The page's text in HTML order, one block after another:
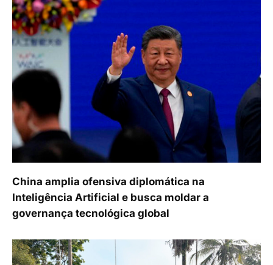
China amplia ofensiva diplomática na
Inteligência Artificial e busca moldar a
governança tecnológica global